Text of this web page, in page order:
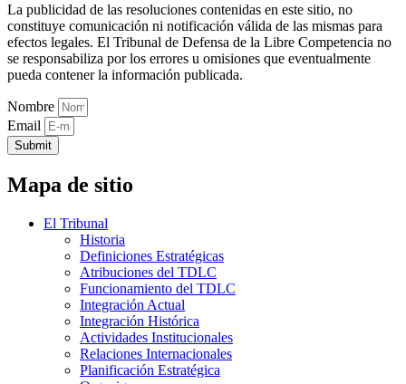
La publicidad de las resoluciones contenidas en este sitio, no
constituye comunicación ni notificación válida de las mismas para
efectos legales. El Tribunal de Defensa de la Libre Competencia no
se responsabiliza por los errores u omisiones que eventualmente
pueda contener la información publicada.
Nombre
Email
Submit
Mapa de sitio
El Tribunal
Historia
Definiciones Estratégicas
Atribuciones del TDLC
Funcionamiento del TDLC
Integración Actual
Integración Histórica
Actividades Institucionales
Relaciones Internacionales
Planificación Estratégica